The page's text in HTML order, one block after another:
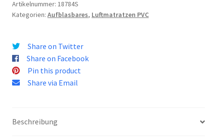
Artikelnummer: 18784S
Kategorien: Aufblasbares, Luftmatratzen PVC
Share on Twitter
Share on Facebook
Pin this product
Share via Email
Beschreibung